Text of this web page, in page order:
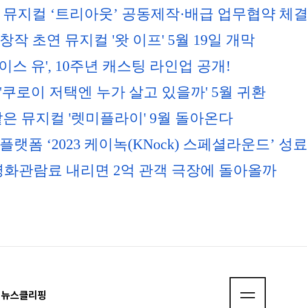
지컬 ‘트리아웃’ 공동제작·배급 업무협약 체결
작 초연 뮤지컬 '왓 이프' 5월 19일 개막
스 유', 10주년 캐스팅 라인업 공개!
로이 저택엔 누가 살고 있을까' 5월 귀환
뮤지컬 '렛미플라이' 9월 돌아온다
랫폼 ‘2023 케이녹(KNock) 스페셜라운드’ 성료
관람료 내리면 2억 관객 극장에 돌아올까
스클리핑